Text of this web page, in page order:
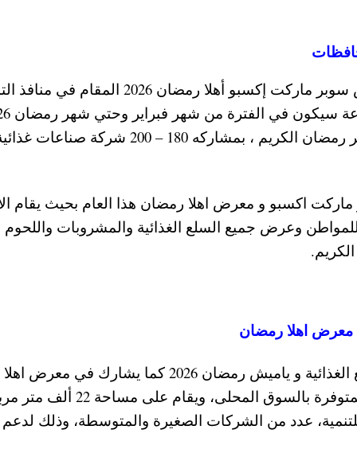
وحسبما اوضحت وزارة التموين فان موعد معرض سوبر ماركت إكسبو أهلا رمضان 2026
في القاهرة وعدد من
حيث تستمر المعارض بالمحافظات مع حلول شهر رمضان الكريم ، بمشاركه 180 – 200 شركة صناعات
اكسبو و معرض اهلا رمضان هذا العام بحيث يقام
وعرض جميع السلع الغذائية والمشروبات واللحوم
وسيتم عمل تخفيضات تصل الي 30 % علي السلع الغذائية و ياميش رمضان 2026 كما يشارك في معرض اهلا
رمضان مستوردون لتوفير السلع الأساسية غير المتوفرة بالسوق المحلى، ويقام على
عدد من الشركات الصغيرة والمتوسطة، وذلك